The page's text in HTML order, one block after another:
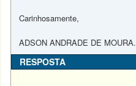
Carinhosamente,
ADSON ANDRADE DE MOURA.
RESPOSTA